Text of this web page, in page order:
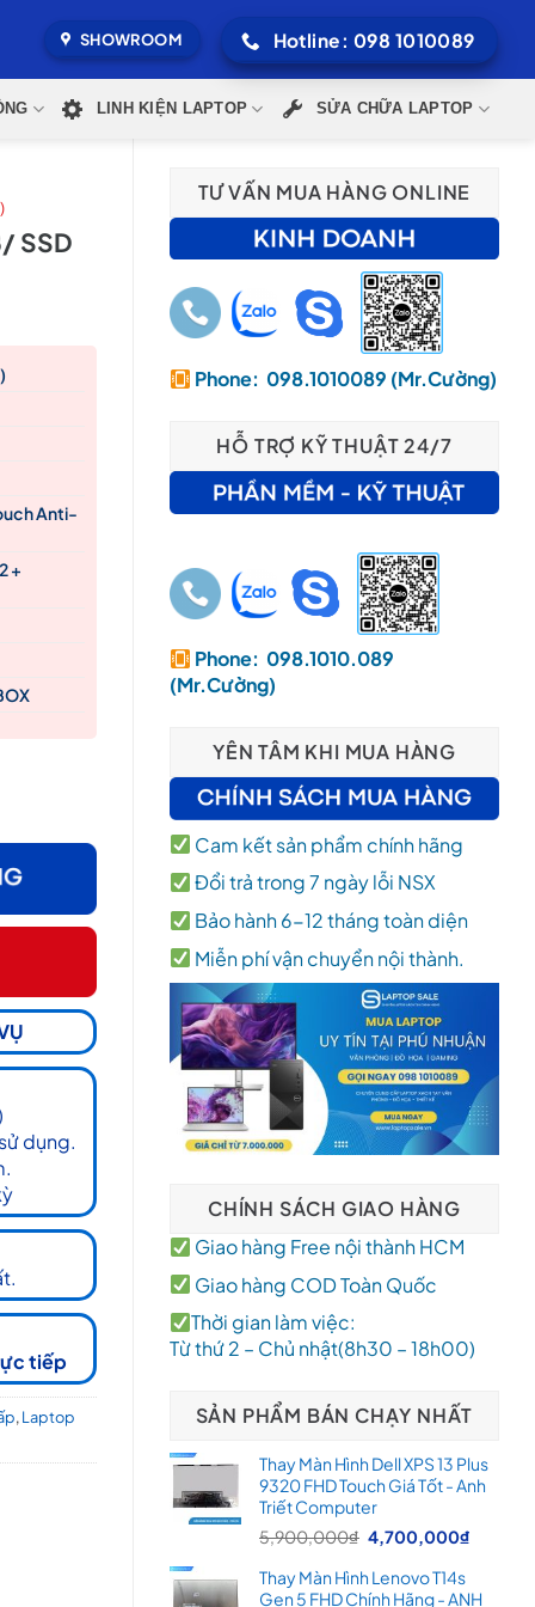
SHOWROOM Hotline: 098 1010089
LINH KIỆN LAPTOP SỬA CHỮA LAPTOP
TƯ VẤN MUA HÀNG ONLINE
Phone: 098.1010089 (Mr.Cường)
HỖ TRỢ KỸ THUẬT 24/7
Phone: 098.1010.089
(Mr.Cường)
YÊN TÂM KHI MUA HÀNG
Cam kết sản phẩm chính hãng
Đổi trả trong 7 ngày lỗi NSX
Bảo hành 6-12 tháng toàn diện
Miễn phí vận chuyển nội thành.
CHÍNH SÁCH GIAO HÀNG
Giao hàng Free nội thành HCM
Giao hàng COD Toàn Quốc
Thời gian làm việc:
Từ thứ 2 – Chủ nhật(8h30 – 18h00)
SẢN PHẨM BÁN CHẠY NHẤT
Thay Màn Hình Dell XPS 13 Plus
9320 FHD Touch Giá Tốt - Anh
Triết Computer
5,900,000₫ Giá
là:
4,700,000₫
Thay Màn Hình Lenovo T14s
Gen 5 FHD Chính Hãng - ANH
SSD
Anti-
+
FHD+/ W10H/ MỚI 100% số lượng
dụng.
tiếp
,Laptop